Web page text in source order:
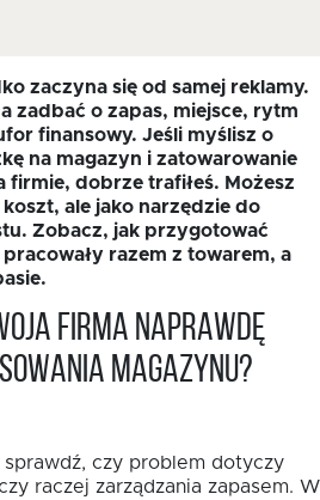
zaczyna się od samej reklamy.
zadbać o zapas, miejsce, rytm
finansowy. Jeśli myślisz o
na magazyn i zatowarowanie
firmie, dobrze trafiłeś. Możesz
ale jako narzędzie do
Zobacz, jak przygotować
razem z towarem, a
firma naprawdę
magazynu?
sprawdź, czy problem dotyczy
raczej zarządzania zapasem. W